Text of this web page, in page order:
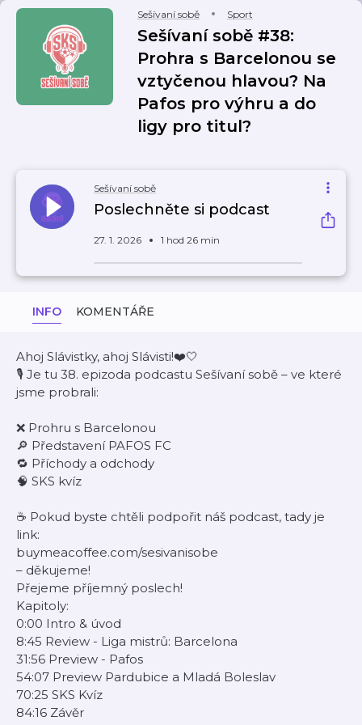
Sešívaní sobě Sport
Sešívaní sobě #38:
Prohra s Barcelonou se
vztyčenou hlavou? Na
Pafos pro výhru a do
ligy pro titul?
Sešívaní sobě
Poslechněte si podcast
27. 1. 2026 1 hod 26 min
INFO KOMENTÁŘE
Ahoj Slávistky, ahoj Slávisti!❤️🤍
🎙️ Je tu 38. epizoda podcastu Sešívaní sobě – ve které
jsme probrali:
❌ Prohru s Barcelonou
🔎 Představení PAFOS FC
🔁 Příchody a odchody
🧠 SKS kvíz
☕️ Pokud byste chtěli podpořit náš podcast, tady je
link:
buymeacoffee.com/sesivanisobe
– děkujeme!
Přejeme příjemný poslech!
Kapitoly:
0:00 Intro & úvod
8:45 Review - Liga mistrů: Barcelona
31:56 Preview - Pafos
54:07 Preview Pardubice a Mladá Boleslav
70:25 SKS Kvíz
84:16 Závěr